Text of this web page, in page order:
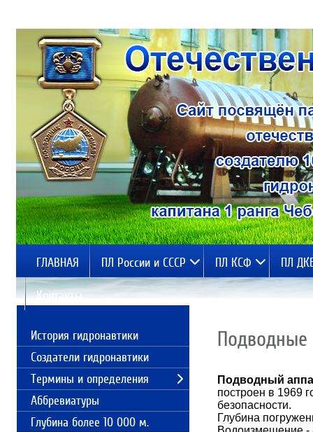
ГЛАВНАЯ ПЛ России и СССР ПЛ КСФ ПЛ
Контакты
История гидронавтики
Создатели гидронавтики
Термины и определения
Аббревиатуры
Глубина более 10 000 м.
Подводный
построен в 1969
безопасности.
Глубина